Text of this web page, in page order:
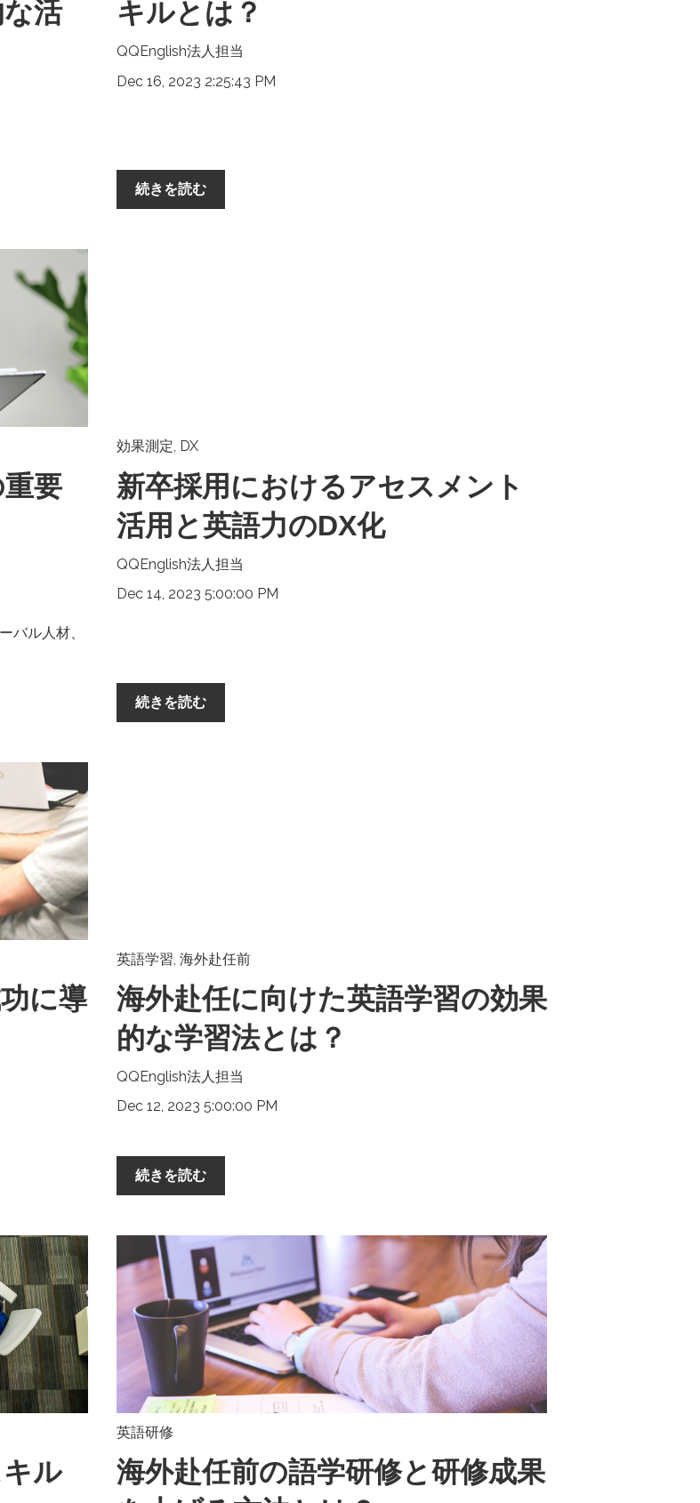
活
キルとは？
QQEnglish法人担当
Dec 16, 2023 2:25:43 PM
続きを読む
要
バル人材、
効果測定, DX
新卒採用におけるアセスメント
活用と英語力のDX化
QQEnglish法人担当
Dec 14, 2023 5:00:00 PM
続きを読む
に導
英語学習 海外赴任前
海外赴任に向けた英語学習の効果
的な学習法とは？
QQEnglish法人担当
Dec 12, 2023 5:00:00 PM
続きを読む
ル
英語研修
海外赴任前の語学研修と研修成果